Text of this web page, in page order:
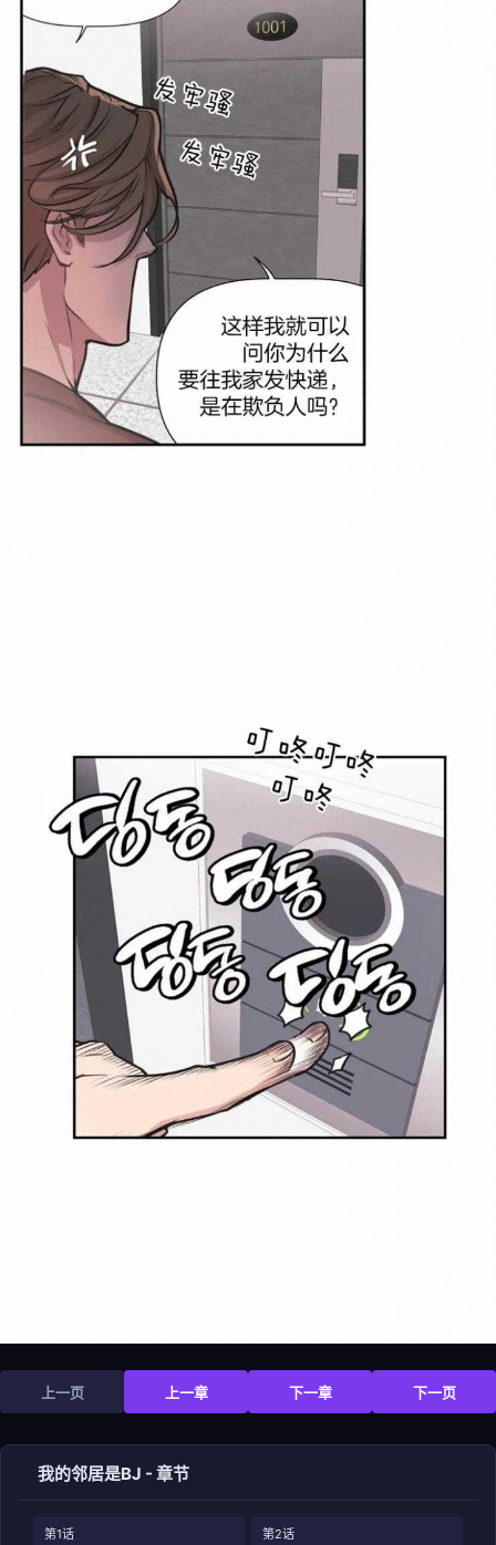
上一页 上一章 下一章 下一页
我的邻居是BJ - 章节
第1话 第2话